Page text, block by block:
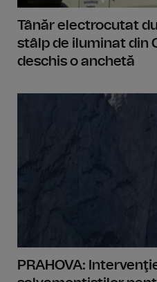
Tânăr electrocutat
stâlp de iluminat din
deschis o anchetă
PRAHOVA: